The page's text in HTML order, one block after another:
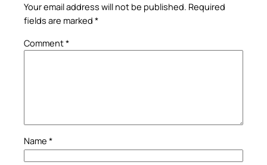
Your email address will not be published. Required
fields are marked *
Comment*
Name *